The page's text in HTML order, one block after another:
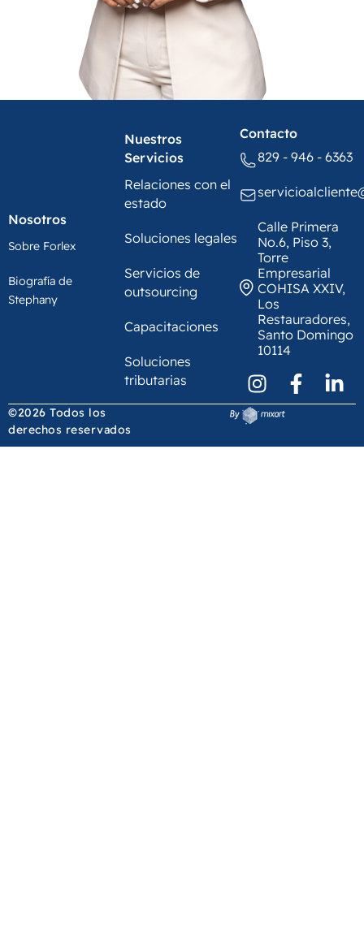
Nosotros
Sobre Forlex
Biografía de
Stephany
Nuestros
Servicios
Relaciones con el
estado
Soluciones legales
Servicios de
outsourcing
Capacitaciones
Soluciones
tributarias
Contacto
829 - 946 - 6363
Calle Primera
No.6, Piso 3,
Torre
Empresarial
COHISA XXIV,
Los
Restauradores,
Santo Domingo
10114
©2026 Todos los
derechos reservados